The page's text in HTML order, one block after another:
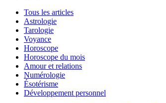
Tous les articles
Astrologie
Tarologie
Voyance
Horoscope
Horoscope du mois
Amour et relations
Numérologie
Ésotérisme
Développement personnel